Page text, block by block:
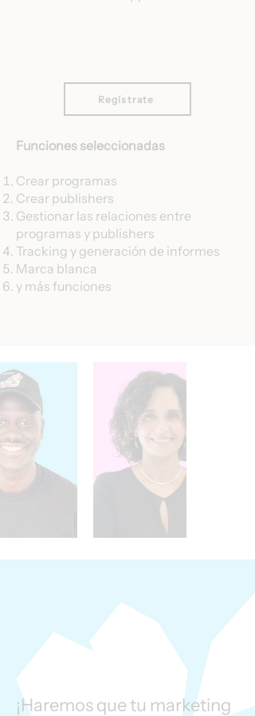
Regístrate
Funciones seleccionadas
Crear programas
Crear publishers
Gestionar las relaciones entre
programas y publishers
Tracking y generación de informes
Marca blanca
y más funciones
¡Haremos que tu marketing